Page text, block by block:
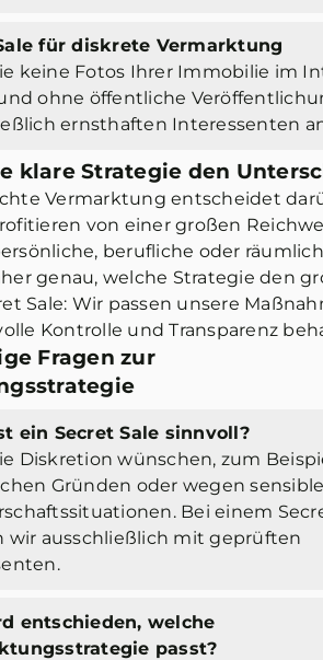
für diskrete Vermarktung
keine Fotos Ihrer Immobilie im
ohne öffentliche
ernsthaften Interessenten
klare Strategie den
Vermarktung entscheidet
von einer großen
berufliche oder
genau, welche Strategie den
Sale: Wir passen unsere
Kontrolle und Transparenz
Fragen zur
ein Secret Sale sinnvoll?
Diskretion wünschen, zum
Gründen oder wegen
Bei einem
wir ausschließlich mit geprüften
entschieden, welche
passt?